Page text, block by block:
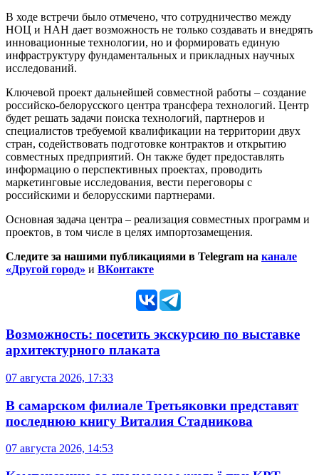
В ходе встречи было отмечено, что сотрудничество между
НОЦ и НАН дает возможность не только создавать и внедрять
инновационные технологии, но и формировать единую
инфраструктуру фундаментальных и прикладных научных
исследований.
Ключевой проект дальнейшей совместной работы – создание
российско-белорусского центра трансфера технологий. Центр
будет решать задачи поиска технологий, партнеров и
специалистов требуемой квалификации на территории двух
стран, содействовать подготовке контрактов и открытию
совместных предприятий. Он также будет предоставлять
информацию о перспективных проектах, проводить
маркетинговые исследования, вести переговоры с
российскими и белорусскими партнерами.
Основная задача центра – реализация совместных программ и
проектов, в том числе в целях импортозамещения.
Следите за нашими публикациями в Telegram на канале
«Другой город» и ВКонтакте
Возможность: посетить экскурсию по выставке
архитектурного плаката
07 августа 2026, 17:33
В самарском филиале Третьяковки представят
последнюю книгу Виталия Стадникова
07 августа 2026, 14:53